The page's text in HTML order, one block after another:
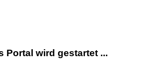
Portal wird gestartet ...